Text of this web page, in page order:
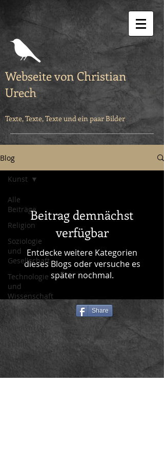
Webseite von Christian
Urech
Texte, Texte, Texte und ein paar Bilder
Blog
Alle
Beiträge
Religion
Soziologie
und
Gesellschaft
Technologie
und
Wissenschaft
Philosophie
Medizin
Kunst
Kunst
Beitrag demnächst
verfügbar
Entdecke weitere Kategorien
dieses Blogs oder versuche es
später nochmal.
Share